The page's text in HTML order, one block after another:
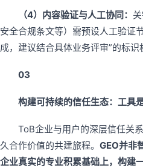
（4）内容验证与人工协同：
安全合规条文等）需预设人工验证
成，建议结合具体业务评审”的标识
03
构建可持续的信任生态：工具
ToB企业与用户的深层信任关
久合作价值的共建旅程。 GEO并非
企业真实的专业积累基础上，构建